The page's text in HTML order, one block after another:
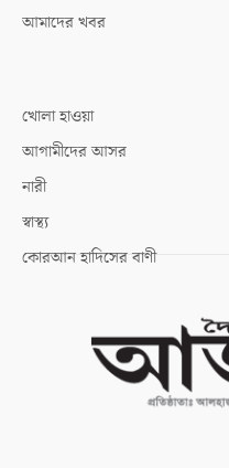
আমাদের খবর
খোলা হাওয়া
আগামীদের আসর
নারী
স্বাস্থ্য
কোরআন হাদিসের বাণী